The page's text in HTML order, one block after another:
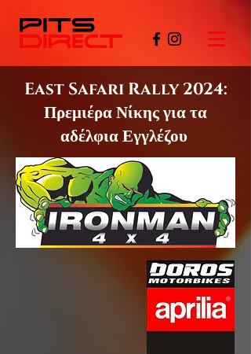
East Safari Rally 2024:
Πρεμιέρα Νίκης για τα
αδέλφια Εγγλέζου